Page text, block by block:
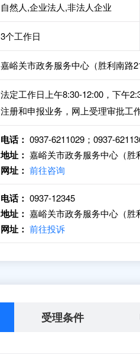
自然人,企业法人,非法人企业
3个工作日
嘉峪关市政务服务中心（胜利南路
法定工作日上午8:30-12:00，下午
注册和申报业务，网上受理审批工
电话： 0937-6211029；0937-
地址： 嘉峪关市政务服务中心（胜
网址： 前往咨询
电话： 0937-12345
地址： 嘉峪关市政务服务中心（胜
网址： 前往投诉
受理条件